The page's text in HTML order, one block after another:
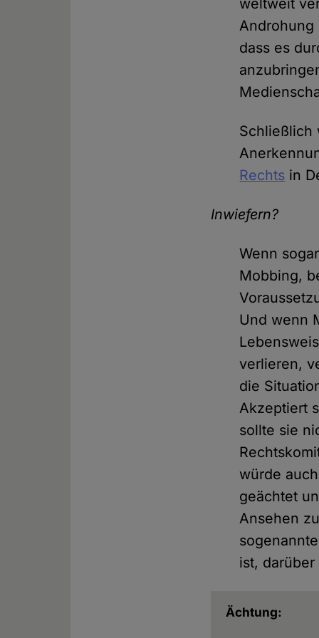
weltweit
Androhung
dass es
Schließlich
Rechts in
Inwiefern?
Wenn
Mobbing,
Und wenn
verlieren,
die
Akzeptiert
sollte sie
würde
geächtet
Ansehen
ist,
Ächtung: